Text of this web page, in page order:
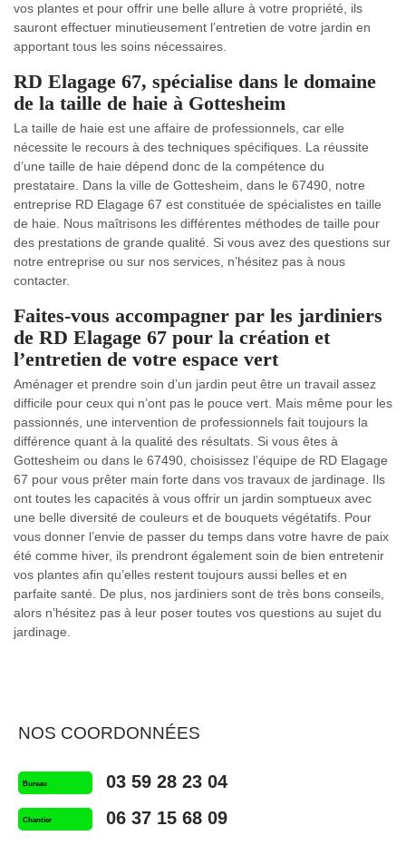
vos plantes et pour offrir une belle allure à votre propriété, ils
sauront effectuer minutieusement l’entretien de votre jardin en
apportant tous les soins nécessaires.
RD Elagage 67, spécialise dans le domaine
de la taille de haie à Gottesheim
La taille de haie est une affaire de professionnels, car elle
nécessite le recours à des techniques spécifiques. La réussite
d’une taille de haie dépend donc de la compétence du
prestataire. Dans la ville de Gottesheim, dans le 67490, notre
entreprise RD Elagage 67 est constituée de spécialistes en taille
de haie. Nous maîtrisons les différentes méthodes de taille pour
des prestations de grande qualité. Si vous avez des questions sur
notre entreprise ou sur nos services, n’hésitez pas à nous
contacter.
Faites-vous accompagner par les jardiniers
de RD Elagage 67 pour la création et
l’entretien de votre espace vert
Aménager et prendre soin d’un jardin peut être un travail assez
difficile pour ceux qui n’ont pas le pouce vert. Mais même pour les
passionnés, une intervention de professionnels fait toujours la
différence quant à la qualité des résultats. Si vous êtes à
Gottesheim ou dans le 67490, choisissez l’équipe de RD Elagage
67 pour vous prêter main forte dans vos travaux de jardinage. Ils
ont toutes les capacités à vous offrir un jardin somptueux avec
une belle diversité de couleurs et de bouquets végétatifs. Pour
vous donner l’envie de passer du temps dans votre havre de paix
été comme hiver, ils prendront également soin de bien entretenir
vos plantes afin qu’elles restent toujours aussi belles et en
parfaite santé. De plus, nos jardiniers sont de très bons conseils,
alors n’hésitez pas à leur poser toutes vos questions au sujet du
jardinage.
NOS COORDONNÉES
Bureau 03 59 28 23 04
Chantier 06 37 15 68 09